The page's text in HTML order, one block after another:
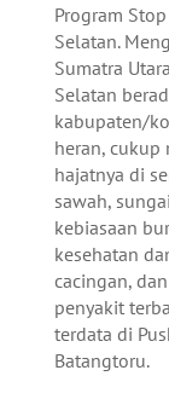
Program
Selatan.
Sumatra
Selatan
kabupaten/
heran, cukup
hajatnya di
sawah,
kebiasaan
kesehatan
cacingan,
penyakit
terdata di
Batangtoru.